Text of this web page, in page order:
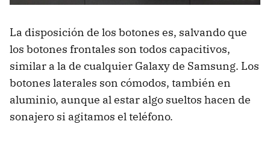
La disposición de los botones es, salvando que
los botones frontales son todos capacitivos,
similar a la de cualquier Galaxy de Samsung. Los
botones laterales son cómodos, también en
aluminio, aunque al estar algo sueltos hacen de
sonajero si agitamos el teléfono.